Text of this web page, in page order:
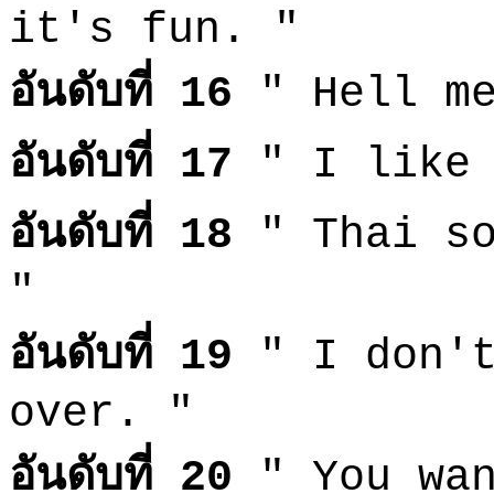
it's fun. "
อันดับที่ 16 " Hell
อันดับที่ 17 " I like
อันดับที่ 18 " Thai
"
อันดับที่ 19 " I don't
over. "
อันดับที่ 20 " You